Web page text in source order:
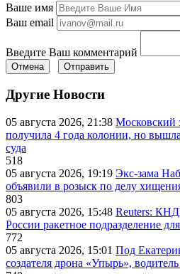
Ваше имя
Ваш email
Введите Ваш комментарий
Отмена Отправить
Другие Новости
05 августа 2026, 21:38 Московский
получила 4 года колонии, но
суда
518
05 августа 2026, 19:19 Экс-зама
объявили в розыск по делу
803
05 августа 2026, 15:48 Reuters:
России ракетное подразделение
772
05 августа 2026, 15:01 Под
создателя дрона «Упырь»,